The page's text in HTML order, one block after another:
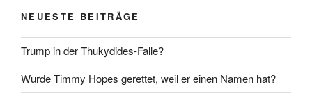
NEUESTE BEITRÄGE
Trump in der Thukydides-Falle?
Wurde Timmy Hopes gerettet, weil er einen Namen hat?